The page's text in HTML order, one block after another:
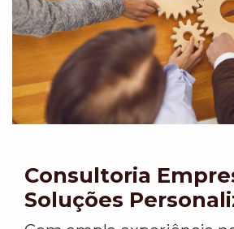
Consultoria
Soluções